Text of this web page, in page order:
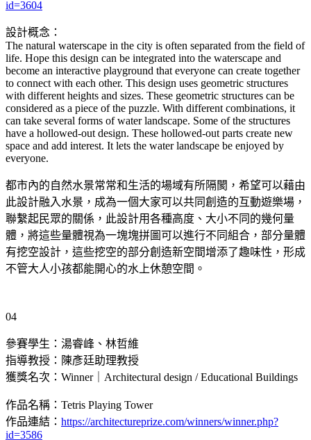
id=3604
設計概念：
The natural waterscape in the city is often separated from the field of
life. Hope this design can be integrated into the waterscape and
become an interactive playground that everyone can create together
to connect with each other. This design uses geometric structures
with different heights and sizes. These geometric structures can be
considered as a piece of the puzzle. With different combinations, it
can take several forms of water landscape. Some of the structures
have a hollowed-out design. These hollowed-out parts create new
space and add interest. It lets the water landscape be enjoyed by
everyone.
都市內的自然水景常常和生活的場域有所隔閡，希望可以藉由
此設計融入水景，成為一個大家可以共同創造的互動遊樂場，
聯繫起民眾的關係，此設計用各種高度、大小不同的幾何量
體，將這些量體視為一塊塊拼圖可以進行不同組合，部分量體
有挖空設計，這些挖空的部分創造新空間增添了趣味性，形成
不管大人小孩都能開心的水上休憩空間。
04
參賽學生：湯睿峰、林哲維
指導教授：陳彥廷助理教授
獲獎名次：Winner｜Architectural design / Educational Buildings
作品名稱：Tetris Playing Tower
作品連結： https://architectureprize.com/winners/winner.php?
id=3586